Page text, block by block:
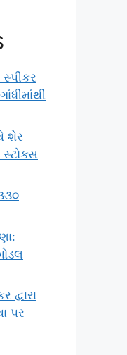
સ્પીકર
શેર
સ્ટોક્સ
દ્વારા
પર